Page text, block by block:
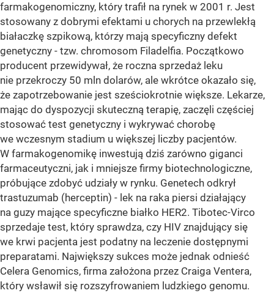
farmakogenomiczny, który trafił na rynek w 2001 r. Jest
stosowany z dobrymi efektami u chorych na przewlekłą
białaczkę szpikową, którzy mają specyficzny defekt
genetyczny - tzw. chromosom Filadelfia. Początkowo
producent przewidywał, że roczna sprzedaż leku
nie przekroczy 50 mln dolarów, ale wkrótce okazało się,
że zapotrzebowanie jest sześciokrotnie większe. Lekarze,
mając do dyspozycji skuteczną terapię, zaczęli częściej
stosować test genetyczny i wykrywać chorobę
we wczesnym stadium u większej liczby pacjentów.
W farmakogenomikę inwestują dziś zarówno giganci
farmaceutyczni, jak i mniejsze firmy biotechnologiczne,
próbujące zdobyć udziały w rynku. Genetech odkrył
trastuzumab (herceptin) - lek na raka piersi działający
na guzy mające specyficzne białko HER2. Tibotec-Virco
sprzedaje test, który sprawdza, czy HIV znajdujący się
we krwi pacjenta jest podatny na leczenie dostępnymi
preparatami. Największy sukces może jednak odnieść
Celera Genomics, firma założona przez Craiga Ventera,
który wsławił się rozszyfrowaniem ludzkiego genomu.